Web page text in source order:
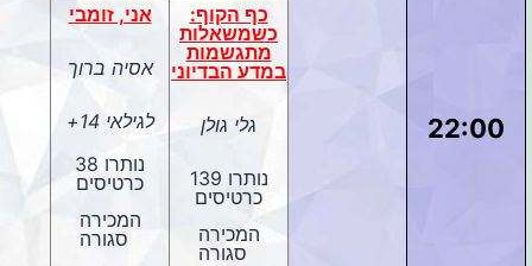
22:00
כף הקוף:
כשמשאלות
מתגשמות
במדע הבדיוני
גלי גולן
נותרו 139
כרטיסים
המכירה
סגורה
אני, זומבי
אסיה ברוך
לגילאי 14+
נותרו 38
כרטיסים
המכירה
סגורה